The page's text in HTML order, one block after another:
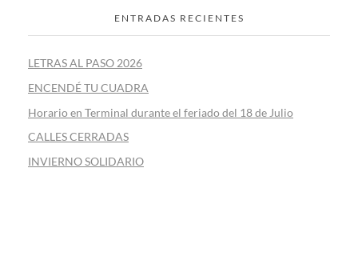
ENTRADAS RECIENTES
LETRAS AL PASO 2026
ENCENDÉ TU CUADRA
Horario en Terminal durante el feriado del 18 de Julio
CALLES CERRADAS
INVIERNO SOLIDARIO